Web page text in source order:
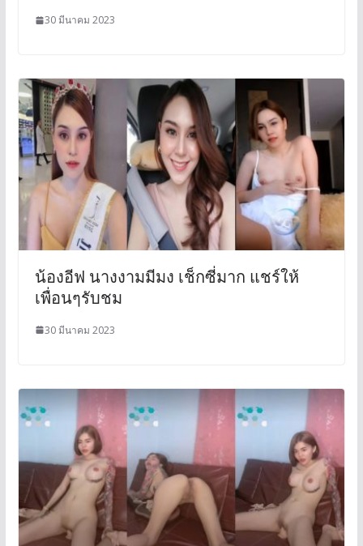
30 มีนาคม 2023
น้องอีฟ นางงามมีมง เช็กซี่มาก แชร์ให้
เพื่อนๆรับชม
30 มีนาคม 2023